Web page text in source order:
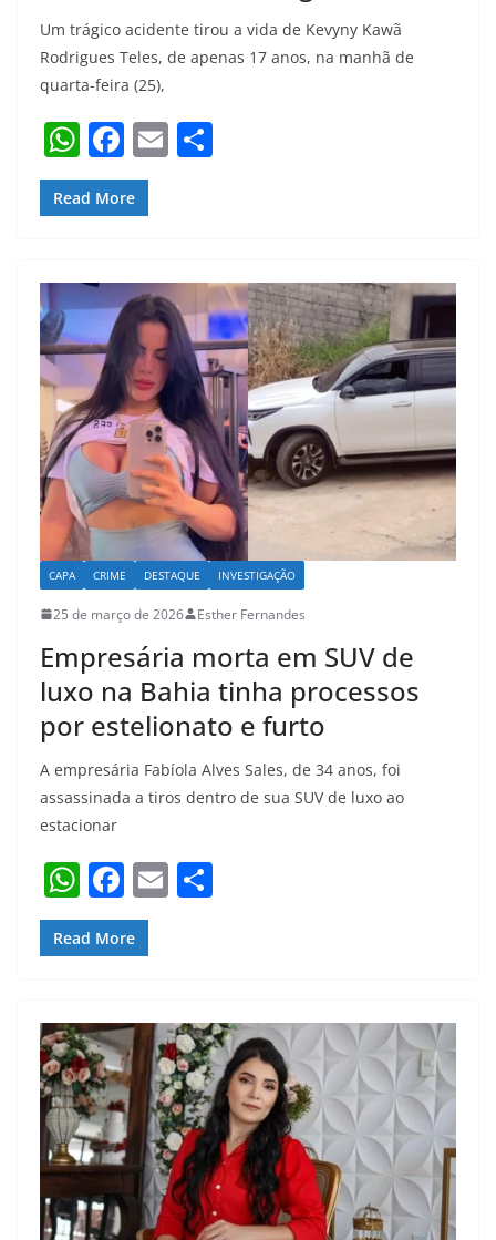
Um trágico acidente tirou a vida de Kevyny Kawã
Rodrigues Teles, de apenas 17 anos, na manhã de
quarta-feira (25),
W
h
at
A
p
p
F
a
c
b
o
o
k
E
Read More
CAPA CRIME DESTAQUE INVESTIGAÇÃO
25 de março de 2026 Esther Fernandes
Empresária morta em SUV de
luxo na Bahia tinha processos
por estelionato e furto
A empresária Fabíola Alves Sales, de 34 anos, foi
assassinada a tiros dentro de sua SUV de luxo ao
estacionar
W
h
at
A
p
p
F
a
c
b
o
o
k
E
Read More